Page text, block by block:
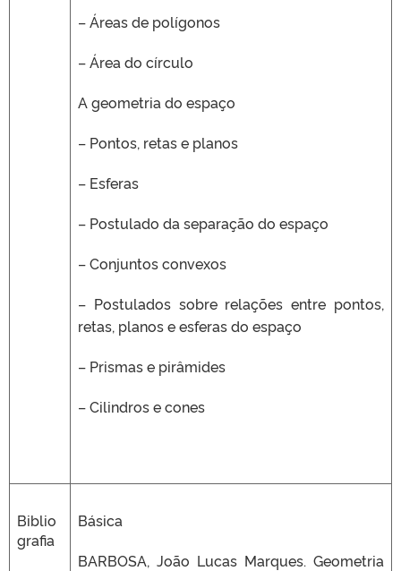
– Áreas de polígonos
– Área do círculo
A geometria do espaço
– Pontos, retas e planos
– Esferas
– Postulado da separação do espaço
– Conjuntos convexos
– Postulados sobre relações entre pontos,
retas, planos e esferas do espaço
– Prismas e pirâmides
– Cilindros e cones
Biblio
grafia
Básica
BARBOSA, João Lucas Marques. Geometria